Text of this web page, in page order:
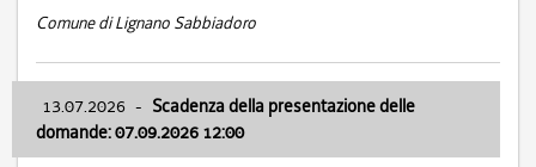
Comune di Lignano Sabbiadoro
13.07.2026 - Scadenza della presentazione delle
domande: 07.09.2026 12:00